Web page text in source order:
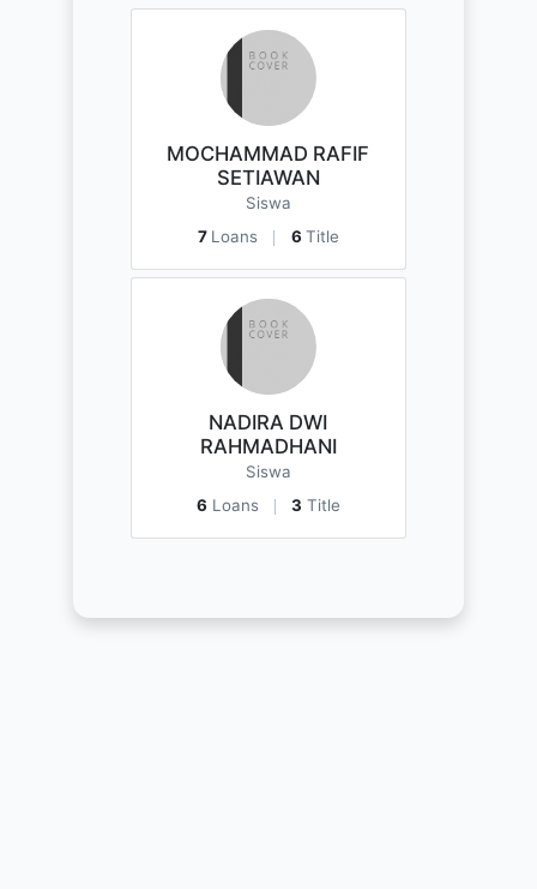
MOCHAMMAD RAFIF
SETIAWAN
Siswa
7 Loans 6 Title
NADIRA DWI
RAHMADHANI
Siswa
6 Loans 3 Title